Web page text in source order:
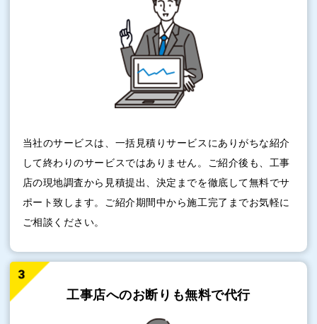
当社のサービスは、一括見積りサービスにありがちな紹介
して終わりのサービスではありません。ご紹介後も、工事
店の現地調査から見積提出、決定までを徹底して無料でサ
ポート致します。ご紹介期間中から施工完了までお気軽に
ご相談ください。
工事店へのお断りも無料で代行